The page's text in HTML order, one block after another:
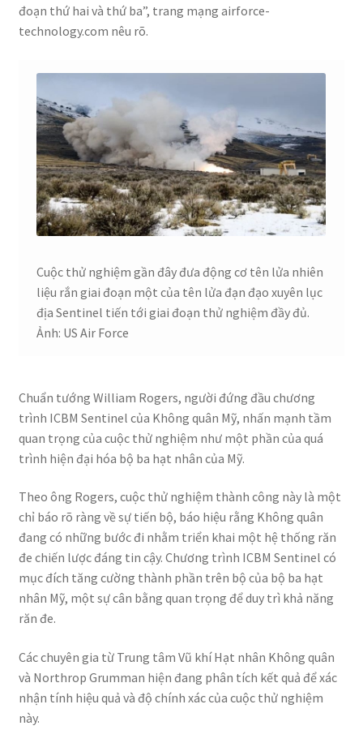
đoạn thứ hai và thứ ba”, trang mạng airforce-
technology.com nêu rõ.
Cuộc thử nghiệm gần đây đưa động cơ tên lửa nhiên
liệu rắn giai đoạn một của tên lửa đạn đạo xuyên lục
địa Sentinel tiến tới giai đoạn thử nghiệm đầy đủ.
Ảnh: US Air Force
Chuẩn tướng William Rogers, người đứng đầu chương
trình ICBM Sentinel của Không quân Mỹ, nhấn mạnh tầm
quan trọng của cuộc thử nghiệm như một phần của quá
trình hiện đại hóa bộ ba hạt nhân của Mỹ.
Theo ông Rogers, cuộc thử nghiệm thành công này là một
chỉ báo rõ ràng về sự tiến bộ, báo hiệu rằng Không quân
đang có những bước đi nhằm triển khai một hệ thống răn
đe chiến lược đáng tin cậy. Chương trình ICBM Sentinel có
mục đích tăng cường thành phần trên bộ của bộ ba hạt
nhân Mỹ, một sự cân bằng quan trọng để duy trì khả năng
răn đe.
Các chuyên gia từ Trung tâm Vũ khí Hạt nhân Không quân
và Northrop Grumman hiện đang phân tích kết quả để xác
nhận tính hiệu quả và độ chính xác của cuộc thử nghiệm
này.